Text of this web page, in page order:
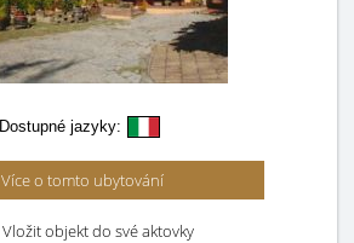
Dostupné jazyky:
Více o tomto ubytování
Vložit objekt do své aktovky